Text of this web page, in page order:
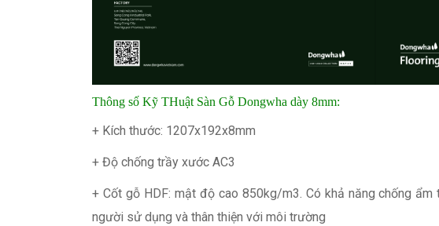
Thông số Kỹ THuật Sàn Gỗ Dongwha dày 8mm:
+ Kích thước: 1207x192x8mm
+ Độ chống trầy xước AC3
+ Cốt gỗ HDF: mật độ cao 850kg/m3. Có khả năng chống
người sử dụng và thân thiện với môi trường